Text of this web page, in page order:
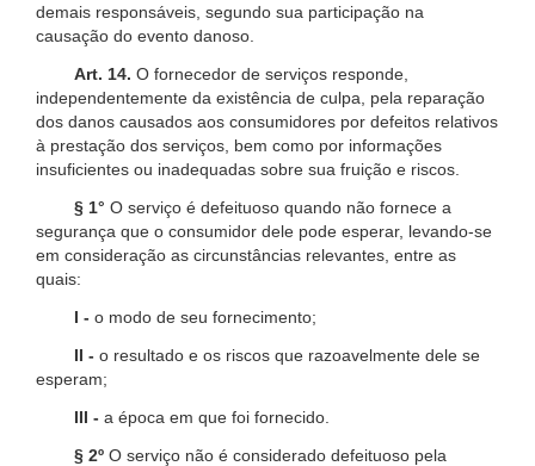
demais responsáveis, segundo sua participação na
causação do evento danoso.
Art. 14. O fornecedor de serviços responde,
independentemente da existência de culpa, pela reparação
dos danos causados aos consumidores por defeitos relativos
à prestação dos serviços, bem como por informações
insuficientes ou inadequadas sobre sua fruição e riscos.
§ 1° O serviço é defeituoso quando não fornece a
segurança que o consumidor dele pode esperar, levando-se
em consideração as circunstâncias relevantes, entre as
quais:
I - o modo de seu fornecimento;
II - o resultado e os riscos que razoavelmente dele se
esperam;
III - a época em que foi fornecido.
§ 2º O serviço não é considerado defeituoso pela